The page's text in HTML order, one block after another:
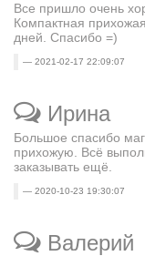
Все пришло очень
Компактная
дней. Спасибо =)
2021-02-17 22:09:07
Ирина
Большое спасибо
прихожую. Всё
заказывать ещё.
2020-10-23 19:30:07
Валерий